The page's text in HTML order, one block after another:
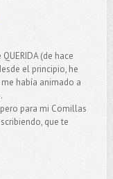
(de hace
el principio, he
había animado a
para mi Comillas
que te